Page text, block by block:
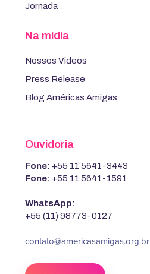
Jornada
Na mídia
Nossos Videos
Press Release
Blog Américas Amigas
Ouvidoria
Fone: +55 11 5641-3443
Fone: +55 11 5641-1591
WhatsApp:
+55 (11) 98773-0127
contato@americasamigas.org.br